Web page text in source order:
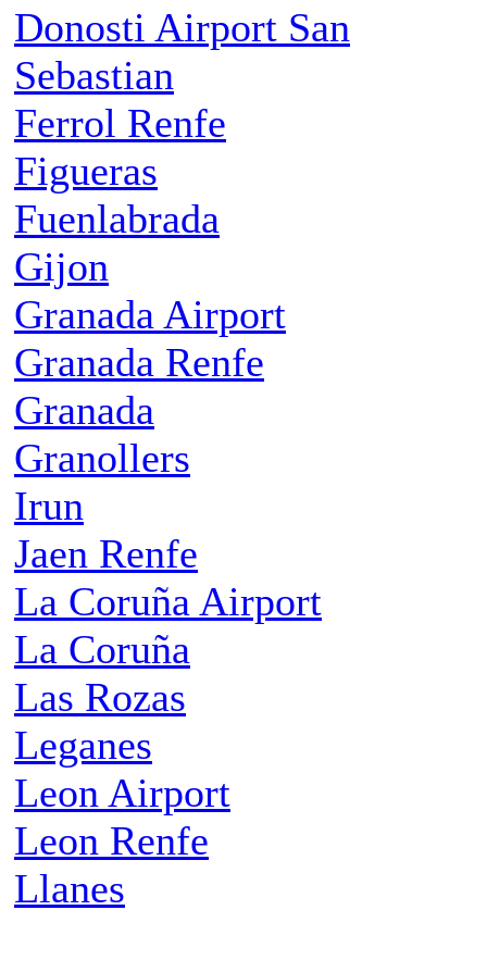
Donosti Airport San
Sebastian
Ferrol Renfe
Figueras
Fuenlabrada
Gijon
Granada Airport
Granada Renfe
Granada
Granollers
Irun
Jaen Renfe
La Coruña Airport
La Coruña
Las Rozas
Leganes
Leon Airport
Leon Renfe
Llanes